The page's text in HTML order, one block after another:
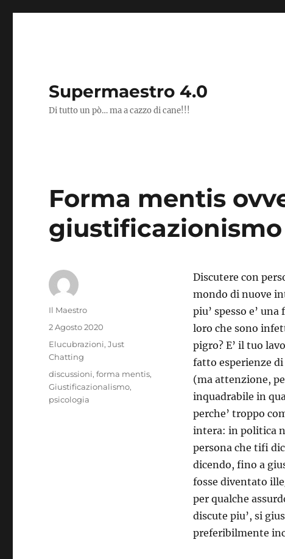
Supermaestro 4.0
Di tutto un pò… ma a cazzo di cane!!!
Forma mentis
Discutere con
mondo di nuove
piu’ spesso e’
loro che sono
pigro? E’ il tuo
fatto esperienze di
(ma attenzione,
inquadrabile in
perche’ troppo
intera: in politica
persona che tifi
dicendo, fino a
fosse diventato
per qualche
discute piu’, si
preferibilmente
Author
Il Maestro
Posted
on
2 Agosto 2020
Categories
Elucubrazioni,Just
Chatting
Tags
discussioni,forma mentis,
Giustificazionalismo,
psicologia